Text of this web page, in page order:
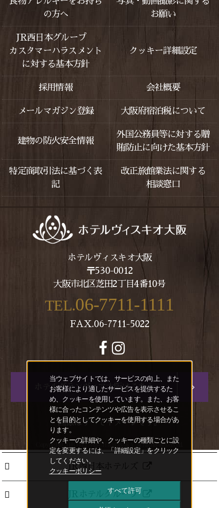
の方へ
お願い
JR西日本グループ
カスタマーハラスメント
に対する基本方針
クッキー詳細設定
採用情報 会社概要
メールマガジン登録 大阪府宿泊税について
建物の防火安全情報
外国公務員等に対する贈
賄防止に向けた基本方針
特定商取引法に基づく表
記
改正旅館業法に関する
相談窓口
ホテルヴィスキオ大阪
〒530-0012
大阪市北区芝田2丁目4番10号
TEL.06-7711-1111
FAX.06-7711-5022
ホテルグランヴィア大阪はこちら
画像はすべてイメージです。
Copyright(C) HOTEL VISCHIO OSAKA. All Rights Reserved.
JR西日本ホテルズ
JRホテルグループ
当ウェブサイトでは、サービスの向上、また
お客様により適したサービスを提供するた
め、クッキーを使用しています。また、お客
様に合ったコンテンツや広告を表示させるこ
とを目的としてクッキーを使用する場合があ
ります。
クッキーの詳細や、クッキーの種類ごとに設
定を変更するには、「詳細設定」をクリック
してください。
クッキーポリシー
すべて許可